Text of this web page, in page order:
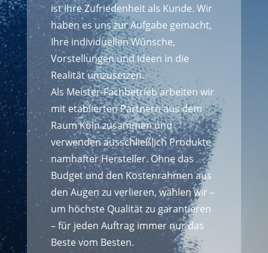
ist Ihre Zufriedenheit als Kunde. Wir
haben es uns zur Aufgabe gemacht,
Ihre individuellen Wünsche,
Vorstellungen und Ideen in die
Realität umzusetzen.
Als Meister-Fachbetrieb arbeiten wir
mit etablierten Partnern aus dem
Raum Köln zusammen und
verwenden ausschließlich Produkte
namhafter Hersteller. Ohne das
Budget und den Kostenrahmen aus
den Augen zu verlieren, wählen wir –
um höchste Qualität zu garantieren
– für jeden Auftrag immer nur das
Beste vom Besten.